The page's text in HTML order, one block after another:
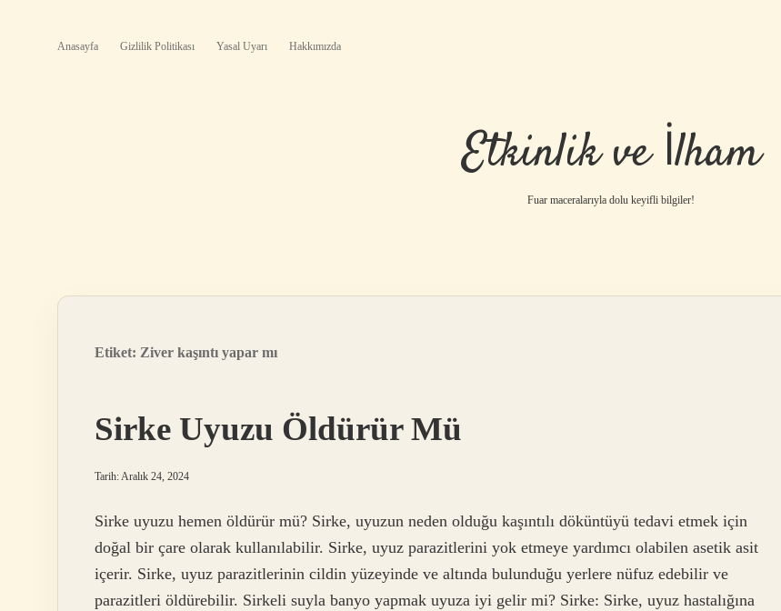
Anasayfa Gizlilik Politikası Yasal Uyarı Hakkımızda
Etkinlik ve İlham
Fuar maceralarıyla dolu keyifli bilgiler!
Etiket: Ziver kaşıntı yapar mı
Sirke Uyuzu Öldürür Mü
Tarih: Aralık 24, 2024
Sirke uyuzu hemen öldürür mü? Sirke, uyuzun neden olduğu kaşıntılı döküntüyü tedavi etmek için
doğal bir çare olarak kullanılabilir. Sirke, uyuz parazitlerini yok etmeye yardımcı olabilen asetik asit
içerir. Sirke, uyuz parazitlerinin cildin yüzeyinde ve altında bulunduğu yerlere nüfuz edebilir ve
parazitleri öldürebilir. Sirkeli suyla banyo yapmak uyuza iyi gelir mi? Sirke: Sirke, uyuz hastalığına